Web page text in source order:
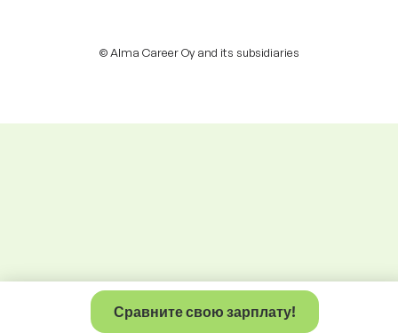
Сравните свою зарплату!
© Alma Career Oy and its subsidiaries